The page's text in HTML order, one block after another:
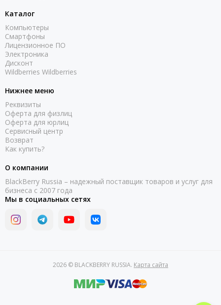
Каталог
Компьютеры
Смартфоны
Лицензионное ПО
Электроника
Дисконт
Wildberries Wildberries
Нижнее меню
Реквизиты
Оферта для физлиц
Оферта для юрлиц
Сервисный центр
Возврат
Как купить?
О компании
BlackBerry Russia – надежный поставщик товаров и услуг для
бизнеса с 2007 года
Мы в социальных сетях
2026 © BLACKBERRY RUSSIA. Карта сайта